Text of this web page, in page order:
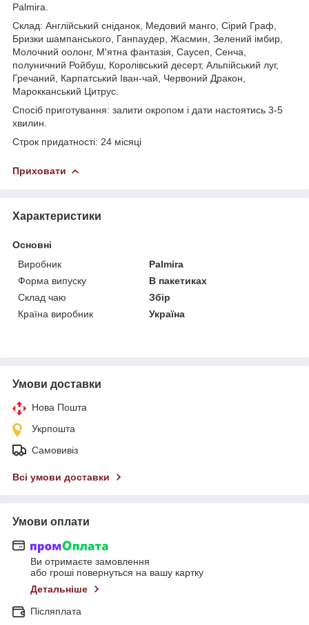
Palmira.
Склад: Англійський сніданок, Медовий манго, Сірий Граф,
Бризки шампанського, Ганпаудер, Жасмин, Зелений імбир,
Молочний оолонг, М'ятна фантазія, Саусеп, Сенча,
полуничний Ройбуш, Королівський десерт, Альпійський луг,
Гречаний, Карпатський Іван-чай, Червоний Дракон,
Марокканський Цитрус.
Спосіб приготування: залити окропом і дати настоятись 3-5
хвилин.
Строк придатності: 24 місяці
Приховати
Характеристики
Основні
Виробник
Palmira
Форма випуску
В пакетиках
Склад чаю
Збір
Країна виробник
Україна
Умови доставки
Нова Пошта
Укрпошта
Самовивіз
Всі умови доставки
Умови оплати
Ви отримаєте замовлення
або гроші повернуться на вашу картку
Детальніше
Післяплата